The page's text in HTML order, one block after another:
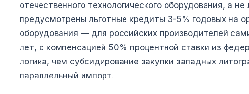
отечественного технологического оборудования, а
предусмотрены льготные кредиты 3-5% годовых на
оборудования — для российских производителей
лет, с компенсацией 50% процентной ставки из
логика, чем субсидирование закупки западных
параллельный импорт.